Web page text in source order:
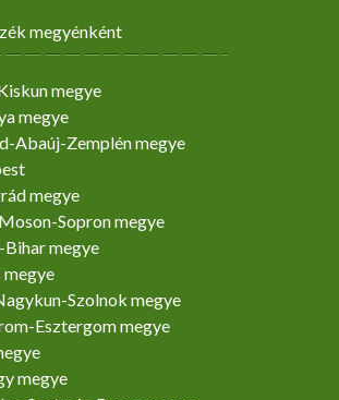
megyénként
megye
megye
Abaúj-Zemplén megye
megye
Sopron megye
megye
megye
Szolnok megye
Esztergom megye
megye